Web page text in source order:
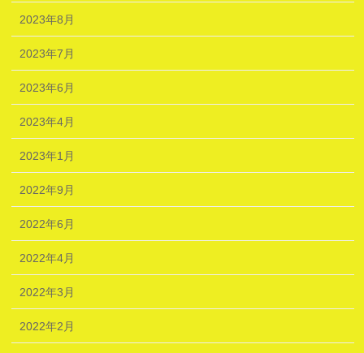
2023年8月
2023年7月
2023年6月
2023年4月
2023年1月
2022年9月
2022年6月
2022年4月
2022年3月
2022年2月